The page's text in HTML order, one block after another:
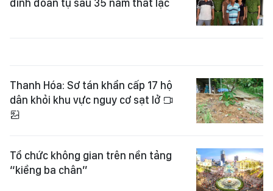
đình đoàn tụ sau 35 năm thất lạc
Thanh Hóa: Sơ tán khẩn cấp 17 hộ
dân khỏi khu vực nguy cơ sạt lở
Tổ chức không gian trên nền tảng
“kiềng ba chân”